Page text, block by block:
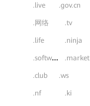
.live .gov.cn
.网络 .tv
.life .ninja
.
software .market
.club .ws
.nf .ki